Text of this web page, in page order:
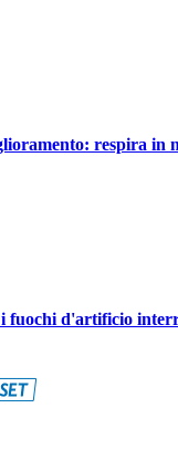
respira in
fuochi d'artificio